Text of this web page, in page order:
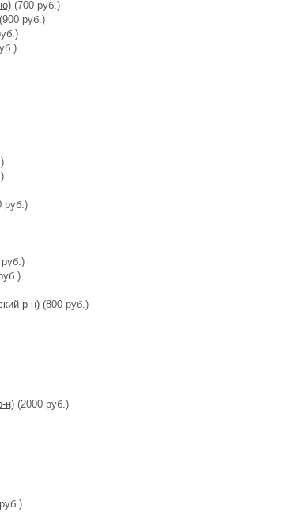
(700 руб.)
руб.)
руб.)
р-н) (800 руб.)
н) (2000 руб.)